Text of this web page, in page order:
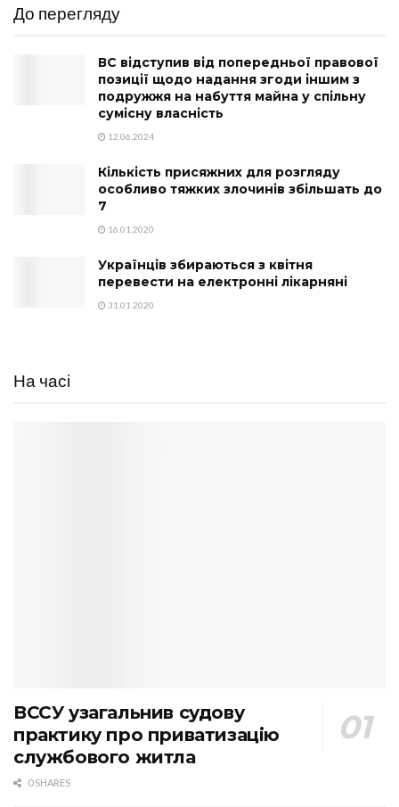
До перегляду
ВС відступив від попередньої правової
позиції щодо надання згоди іншим з
подружжя на набуття майна у спільну
сумісну власність
12.06.2024
Кількість присяжних для розгляду
особливо тяжких злочинів збільшать до
7
16.01.2020
Українців збираються з квітня
перевести на електронні лікарняні
31.01.2020
На часі
ВССУ узагальнив судову
практику про приватизацію
службового житла
0 SHARES